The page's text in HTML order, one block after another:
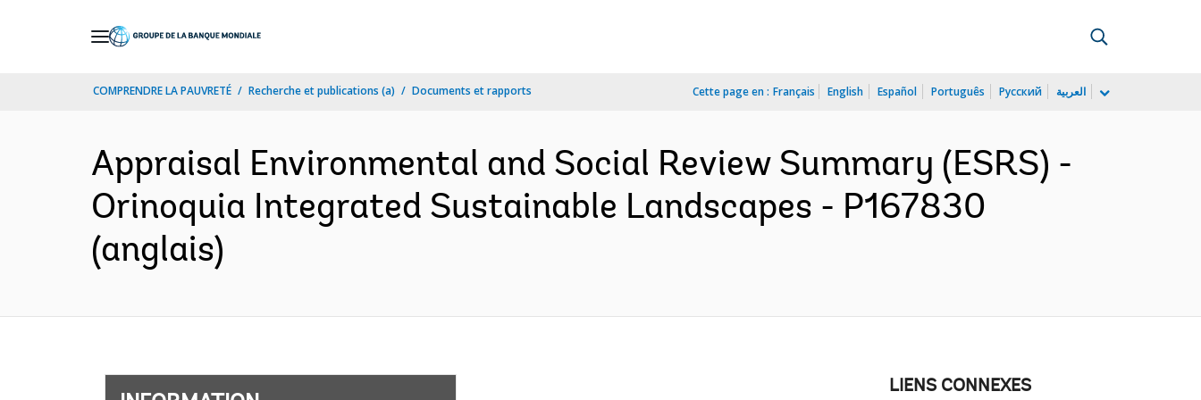
COMPRENDRE LA PAUVRETÉ Recherche et publications (a) Documents et rapports Cette page en : Français English Español Português Русский العربية
Appraisal Environmental and Social Review Summary (ESRS) -
Orinoquia Integrated Sustainable Landscapes - P167830
(anglais)
LIENS CONNEXES